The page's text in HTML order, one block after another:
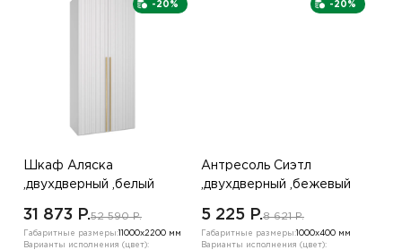
-20%
Шкаф Аляска
,двухдверный ,белый
31 873 P.52 590 P.
Габаритные размеры: 11000х2200 мм
Варианты исполнения (цвет):
-20%
Антресоль Сиэтл
,двухдверный ,бежевый
5 225 P.8 621 P.
Габаритные размеры: 1000х400 мм
Варианты исполнения (цвет):